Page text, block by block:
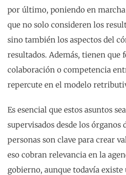
por último, poniendo en
que no solo consideren los
sino también los aspectos del
resultados. Además, tienen que
colaboración o competencia
repercute en el modelo
Es esencial que estos asuntos
supervisados desde los órganos
personas son clave para crear
eso cobran relevancia en la
gobierno, aunque todavía